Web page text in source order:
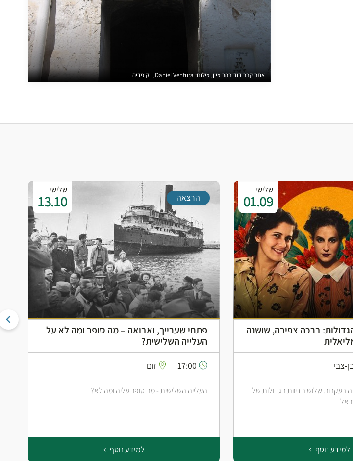
אתר קבר דוד בהר ציון, צילום: Daniel Ventura, ויקיפדיה
שלישי
01.09
ברכה צפירה, שושנה
צבי
בעקבות שלוש הדיוות הגדולות של
למידע נוסף
שלישי
13.10 הרצאה
פתחי שערייך, ואבואה – מה סופר ומה לא על
העלייה השלישית?
17:00 זום
העלייה השלישית - מה סופר עליה ומה לא?
למידע נוסף